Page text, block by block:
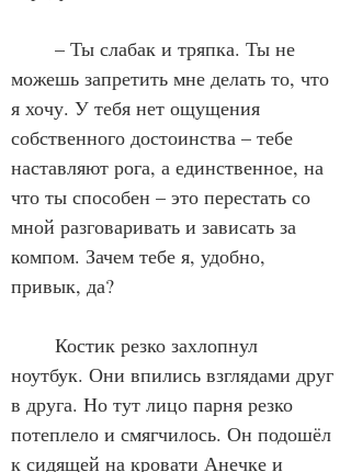
можешь запретить мне делать то, что
я хочу. У тебя нет ощущения
собственного достоинства – тебе
наставляют рога, а единственное, на
что ты способен – это перестать со
мной разговаривать и зависать за
компом. Зачем тебе я, удобно,
привык, да?
ноутбук. Они впились взглядами друг
в друга. Но тут лицо парня резко
потеплело и смягчилось. Он подошёл
к сидящей на кровати Анечке и